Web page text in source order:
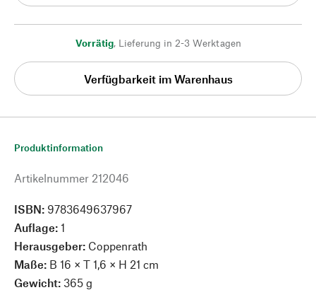
Vorrätig, Lieferung in 2-3 Werktagen
Verfügbarkeit im Warenhaus
Produktinformation
Artikelnummer 212046
ISBN: 9783649637967
Auflage: 1
Herausgeber: Coppenrath
Maße: B 16 × T 1,6 × H 21 cm
Gewicht: 365 g